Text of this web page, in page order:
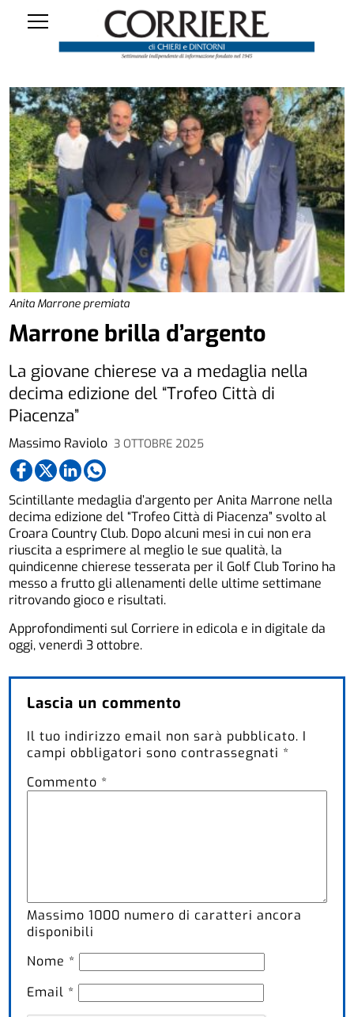
Anita Marrone premiata
Massimo Raviolo 3 OTTOBRE 2025
Marrone brilla d’argento
La giovane chierese va a medaglia nella
decima edizione del “Trofeo Città di
Piacenza”
Scintillante medaglia d’argento per Anita Marrone nella
decima edizione del “Trofeo Città di Piacenza” svolto al
Croara Country Club. Dopo alcuni mesi in cui non era
riuscita a esprimere al meglio le sue qualità, la
quindicenne chierese tesserata per il Golf Club Torino ha
messo a frutto gli allenamenti delle ultime settimane
ritrovando gioco e risultati.
Approfondimenti sul Corriere in edicola e in digitale da
oggi, venerdì 3 ottobre.
Lascia un commento
Il tuo indirizzo email non sarà pubblicato. I
campi obbligatori sono contrassegnati *
Commento *
Massimo1000 numero di caratteri ancora
disponibili
Nome *
Email *